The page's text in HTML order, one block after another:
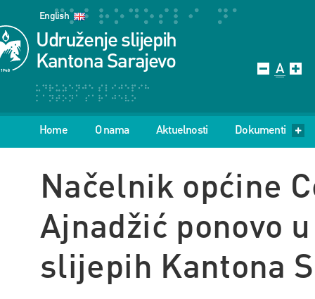
English
Udruženje slijepih
Kantona Sarajevo
Home O nama Aktuelnosti Dokumenti
Načelnik općine
Ajnadžić ponovo
slijepih Kantona